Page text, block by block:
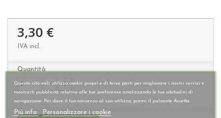
3,30 €
IVA incl.
Quantità
Questo sito web utilizza cookie propri e di terze parti per migliorare i nostri servizi e
mostrarti pubblicità relativa alle tue preferenze analizzando le tue abitudini di
navigazione. Per dare il tuo consenso al suo utilizzo, premi il pulsante Accetta.
Piú info Personalizzare i cookie